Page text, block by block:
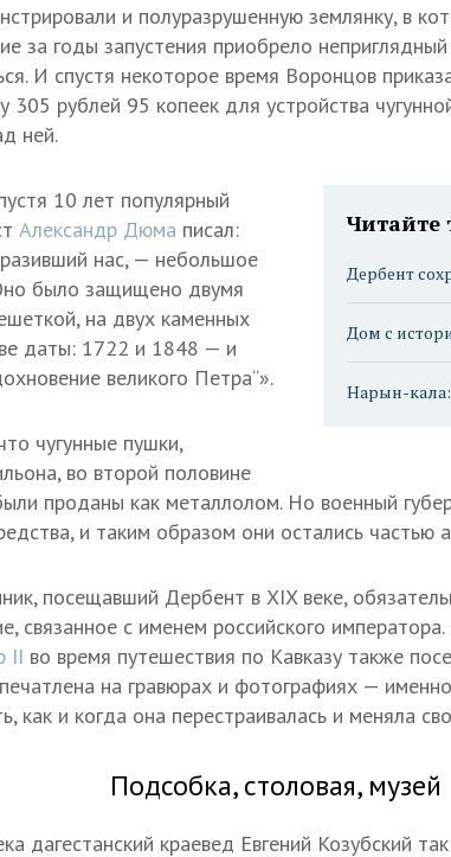
и полуразрушенную землянку, в
за годы запустения приобрело
И спустя некоторое время Воронцов
305 рублей 95 копеек для устройства
ней.
Читайте
Дербент
Дом с
Нарын-кала:
10 лет популярный
Александр Дюма писал:
нас, — небольшое
было защищено двумя
на двух каменных
даты: 1722 и 1848 — и
великого Петра“».
чугунные пушки,
во второй половине
проданы как металлолом. Но военный
и таким образом они остались частью
посещавший Дербент в XIX веке,
связанное с именем российского
II во время путешествия по Кавказу также
на гравюрах и фотографиях —
как и когда она перестраивалась и меняла
Подсобка, столовая, музей
дагестанский краевед Евгений Козубский